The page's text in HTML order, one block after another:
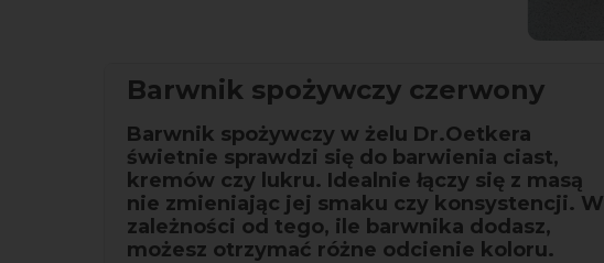
Barwnik spożywczy czerwony
Barwnik spożywczy w żelu Dr.Oetkera
świetnie sprawdzi się do barwienia ciast,
kremów czy lukru. Idealnie łączy się z masą
nie zmieniając jej smaku czy konsystencji. W
zależności od tego, ile barwnika dodasz,
możesz otrzymać różne odcienie koloru.